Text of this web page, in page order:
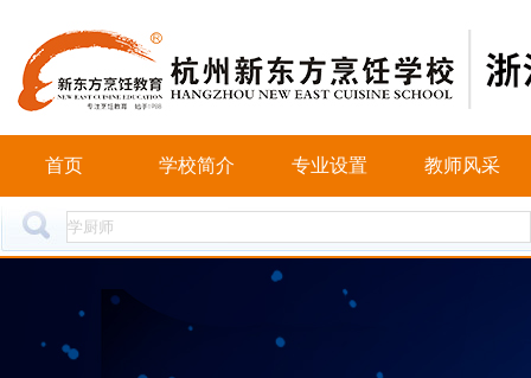
首页 学校简介 专业设置 教师风采